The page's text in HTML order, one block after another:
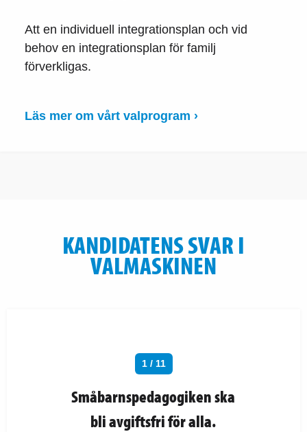
Att en individuell integrationsplan och vid
behov en integrationsplan för familj
förverkligas.
Läs mer om vårt valprogram ›
KANDIDATENS SVAR I
VALMASKINEN
1 / 11
Småbarnspedagogiken ska
bli avgiftsfri för alla.